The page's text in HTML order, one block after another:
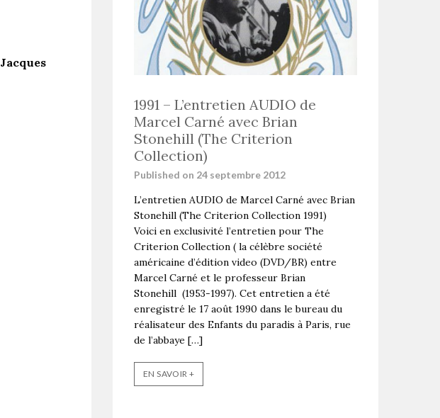
Jacques
1991 – L’entretien AUDIO de
Marcel Carné avec Brian
Stonehill (The Criterion
Collection)
Published on 24 septembre 2012
L’entretien AUDIO de Marcel Carné avec Brian
Stonehill (The Criterion Collection 1991)
Voici en exclusivité l’entretien pour The
Criterion Collection ( la célèbre société
américaine d’édition video (DVD/BR) entre
Marcel Carné et le professeur Brian
Stonehill (1953-1997). Cet entretien a été
enregistré le 17 août 1990 dans le bureau du
réalisateur des Enfants du paradis à Paris, rue
de l’abbaye […]
EN SAVOIR +